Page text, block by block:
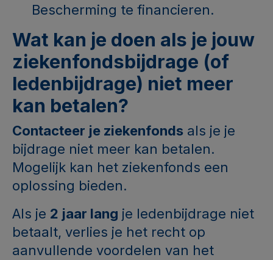
Bescherming te financieren.
Wat kan je doen als je jouw
ziekenfondsbijdrage (of
ledenbijdrage) niet meer
kan betalen?
Contacteer je ziekenfonds als je je
bijdrage niet meer kan betalen.
Mogelijk kan het ziekenfonds een
oplossing bieden.
Als je 2 jaar lang je ledenbijdrage niet
betaalt, verlies je het recht op
aanvullende voordelen van het